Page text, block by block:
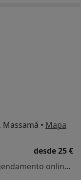
Massamá • Mapa
desde 25 €
Esse especialista não oferece agendamento online para esse endereço.